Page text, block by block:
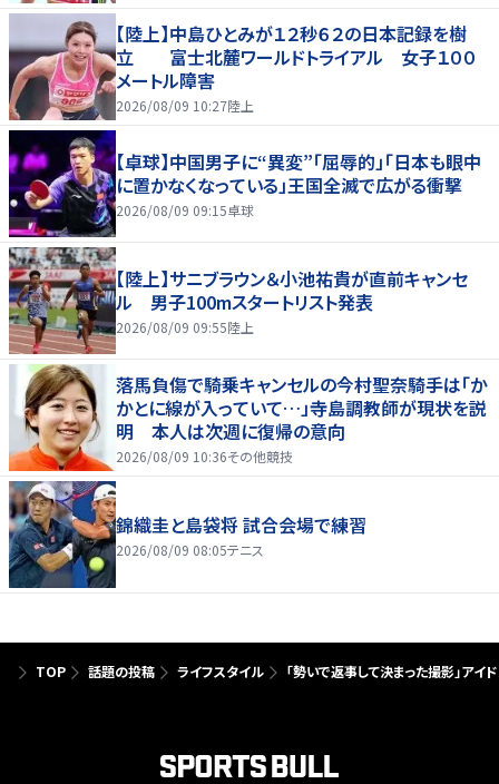
【陸上】中島ひとみが１２秒６２の日本記録を樹
立 富士北麓ワールドトライアル 女子１００
メートル障害
2026/08/09 10:27陸上
【卓球】中国男子に“異変”「屈辱的」「日本も眼中
に置かなくなっている」王国全滅で広がる衝撃
2026/08/09 09:15卓球
【陸上】サニブラウン＆小池祐貴が直前キャンセ
ル 男子100mスタートリスト発表
2026/08/09 09:55陸上
落馬負傷で騎乗キャンセルの今村聖奈騎手は「か
かとに線が入っていて…」寺島調教師が現状を説
明 本人は次週に復帰の意向
2026/08/09 10:36その他競技
錦織圭と島袋将 試合会場で練習
2026/08/09 08:05テニス
TOP 話題の投稿 ライフスタイル 「勢いで返事して決まった撮影」ア